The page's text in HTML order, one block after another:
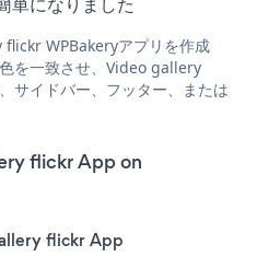
WPBakeryアプリを作成
を一致させ、Video gallery
サイドバー、フッター、または
flickr App on
flickr App